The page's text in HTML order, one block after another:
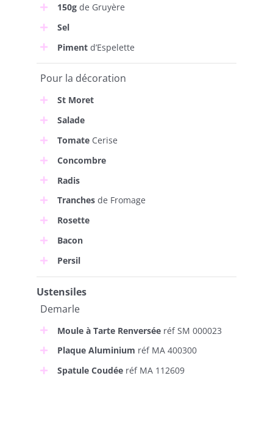
150gde Gruyère
Sel
Pimentd’Espelette
Pour la décoration
St Moret
Salade
TomateCerise
Concombre
Radis
Tranchesde Fromage
Rosette
Bacon
Persil
Ustensiles
Demarle
Moule à Tarte Renverséeréf SM 000023
Plaque Aluminium réf MA 400300
Spatule Coudéeréf MA 112609